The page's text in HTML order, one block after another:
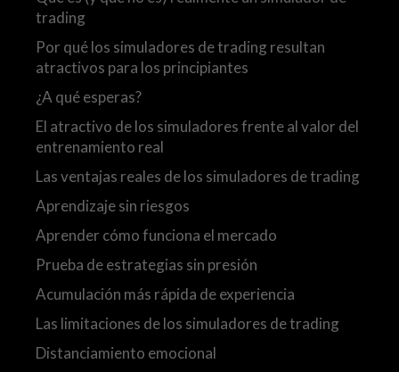
trading
Por qué los simuladores de trading resultan
atractivos para los principiantes
¿A qué esperas?
El atractivo de los simuladores frente al valor del
entrenamiento real
Las ventajas reales de los simuladores de trading
Aprendizaje sin riesgos
Aprender cómo funciona el mercado
Prueba de estrategias sin presión
Acumulación más rápida de experiencia
Las limitaciones de los simuladores de trading
Distanciamiento emocional